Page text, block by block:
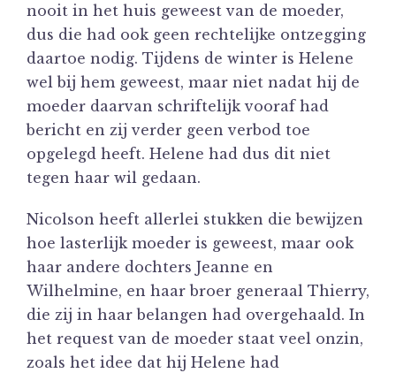
nooit in het huis geweest van de moeder,
dus die had ook geen rechtelijke ontzegging
daartoe nodig. Tijdens de winter is Helene
wel bij hem geweest, maar niet nadat hij de
moeder daarvan schriftelijk vooraf had
bericht en zij verder geen verbod toe
opgelegd heeft. Helene had dus dit niet
tegen haar wil gedaan.
Nicolson heeft allerlei stukken die bewijzen
hoe lasterlijk moeder is geweest, maar ook
haar andere dochters Jeanne en
Wilhelmine, en haar broer generaal Thierry,
die zij in haar belangen had overgehaald. In
het request van de moeder staat veel onzin,
zoals het idee dat hij Helene had